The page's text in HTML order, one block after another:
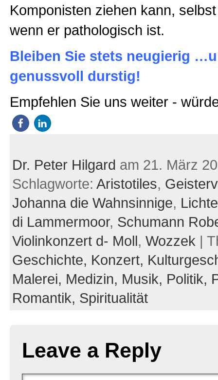
Komponisten ziehen kann,
wenn er pathologisch ist.
Bleiben Sie stets neugierig
genussvoll durstig!
Empfehlen Sie uns weiter -
Dr. Peter Hilgard am 21. März
Schlagworte: Aristotiles,
Johanna die Wahnsinnige,
di Lammermoor, Schumann
Violinkonzert d- Moll, Wozzek |
Geschichte, Konzert,
Malerei, Medizin, Musik, Politik,
Romantik, Spiritualität
Leave a Reply